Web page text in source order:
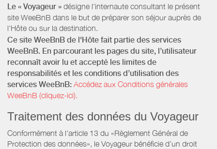
Le « Voyageur » désigne l'internaute consultant le présent
site WeeBnB dans le but de préparer son séjour auprès de
l'Hôte ou sur la destination.
Ce site WeeBnB de l'Hôte fait partie des services
WeeBnB. En parcourant les pages du site, l’utilisateur
reconnaît avoir lu et accepté les limites de
responsabilités et les conditions d’utilisation des
services WeeBnB: Accédez aux Conditions générales
WeeBnB (cliquez-ici).
Traitement des données du Voyageur
Conformément à l'article 13 du «Règlement Général de
Protection des données», le Voyageur bénéficie d’un droit